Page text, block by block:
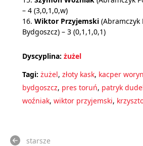
– 4 (3,0,1,0,w)
16. Wiktor Przyjemski (Abramczyk
Bydgoszcz) – 3 (0,1,1,0,1)
Dyscyplina: żużel
Tagi: żużel, złoty kask, kacper
bydgoszcz, pres toruń, patryk
woźniak, wiktor przyjemski,
starsze